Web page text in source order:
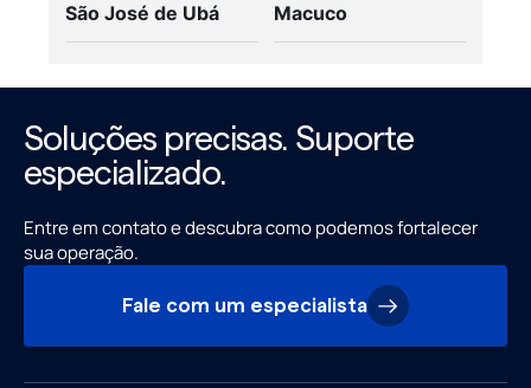
São José de Ubá Macuco
Soluções precisas. Suporte
especializado.
Entre em contato e descubra como podemos fortalecer
sua operação.
Fale com um especialista